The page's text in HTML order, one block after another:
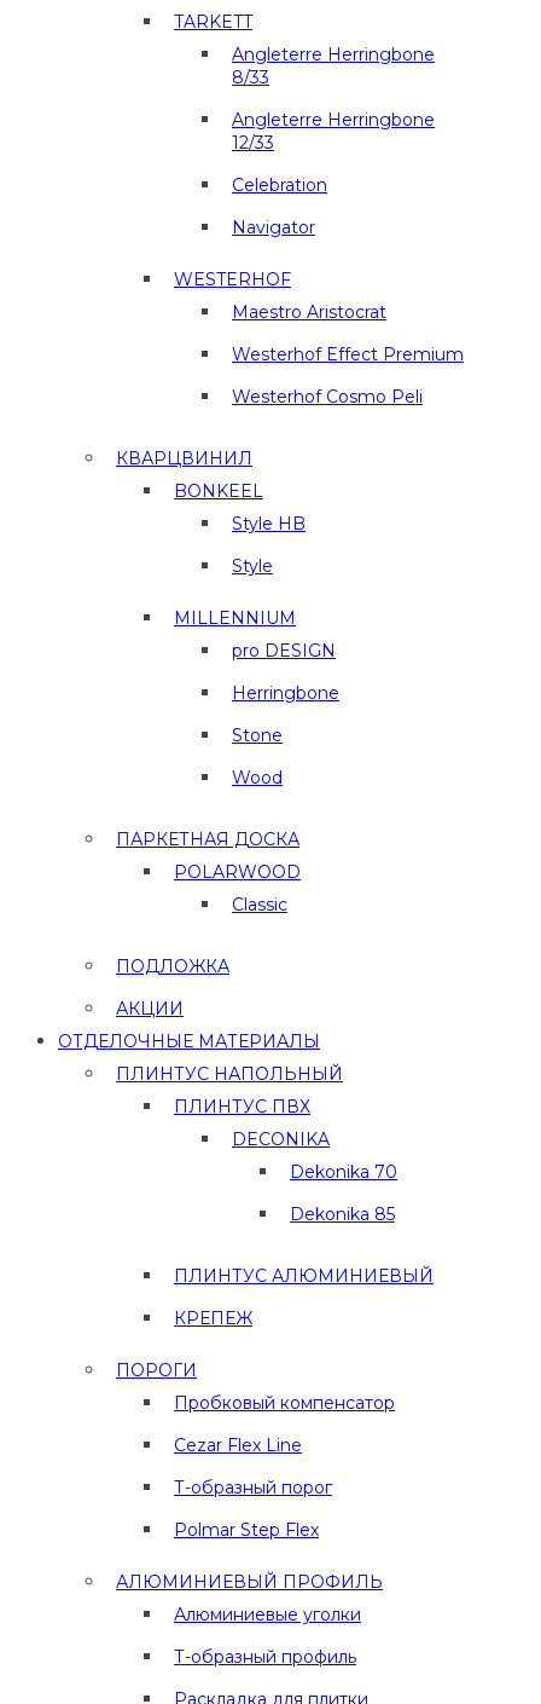
TARKETT
Angleterre Herringbone
8/33
Angleterre Herringbone
12/33
Celebration
Navigator
WESTERHOF
Maestro Aristocrat
Westerhof Effect Premium
Westerhof Cosmo Peli
КВАРЦВИНИЛ
BONKEEL
Style HB
Style
MILLENNIUM
pro DESIGN
Herringbone
Stone
Wood
ПАРКЕТНАЯ ДОСКА
POLARWOOD
Classic
ПОДЛОЖКА
АКЦИИ
ОТДЕЛОЧНЫЕ МАТЕРИАЛЫ
ПЛИНТУС НАПОЛЬНЫЙ
ПЛИНТУС ПВХ
DECONIKA
Dekonika 70
Dekonika 85
ПЛИНТУС АЛЮМИНИЕВЫЙ
КРЕПЕЖ
ПОРОГИ
Пробковый компенсатор
Cezar Flex Line
Т-образный порог
Polmar Step Flex
АЛЮМИНИЕВЫЙ ПРОФИЛЬ
Алюминиевые уголки
Т-образный профиль
Раскладка для плитки